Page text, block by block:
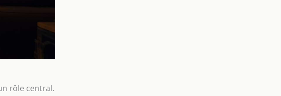
rôle central.